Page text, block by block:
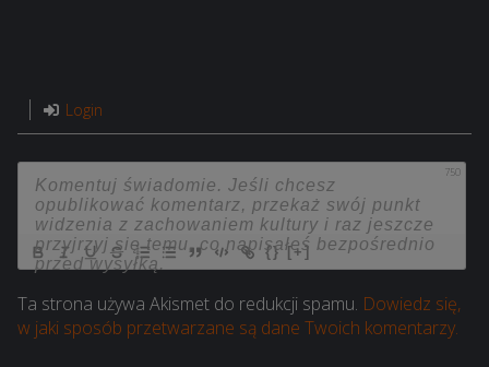
Login
750
{} [+]
Ta strona używa Akismet do redukcji spamu. Dowiedz się,
w jaki sposób przetwarzane są dane Twoich komentarzy.